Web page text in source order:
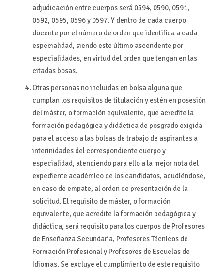
adjudicación entre cuerpos será 0594, 0590, 0591,
0592, 0595, 0596 y 0597. Y dentro de cada cuerpo
docente por el número de orden que identifica a cada
especialidad, siendo este último ascendente por
especialidades, en virtud del orden que tengan en las
citadas bosas.
Otras personas no incluidas en bolsa alguna que
cumplan los requisitos de titulación y estén en posesión
del máster, o formación equivalente, que acredite la
formación pedagógica y didáctica de posgrado exigida
para el acceso a las bolsas de trabajo de aspirantes a
interinidades del correspondiente cuerpo y
especialidad, atendiendo para ello a la mejor nota del
expediente académico de los candidatos, acudiéndose,
en caso de empate, al orden de presentación de la
solicitud. El requisito de máster, o formación
equivalente, que acredite la formación pedagógica y
didáctica, será requisito para los cuerpos de Profesores
de Enseñanza Secundaria, Profesores Técnicos de
Formación Profesional y Profesores de Escuelas de
Idiomas. Se excluye el cumplimiento de este requisito